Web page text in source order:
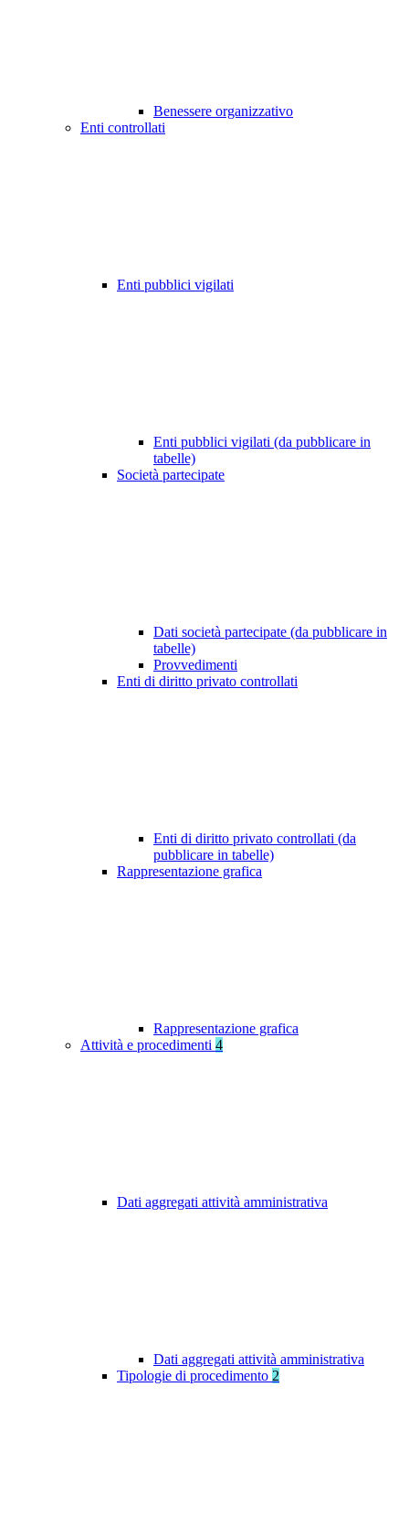
Benessere organizzativo
Enti controllati
Enti pubblici vigilati
Enti pubblici vigilati (da pubblicare in
tabelle)
Società partecipate
Dati società partecipate (da pubblicare in
tabelle)
Provvedimenti
Enti di diritto privato controllati
Enti di diritto privato controllati (da
pubblicare in tabelle)
Rappresentazione grafica
Rappresentazione grafica
Attività e procedimenti 4
Dati aggregati attività amministrativa
Dati aggregati attività amministrativa
Tipologie di procedimento 2